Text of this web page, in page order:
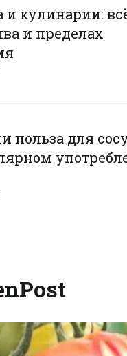
и кулинарии:
и пределах
польза для